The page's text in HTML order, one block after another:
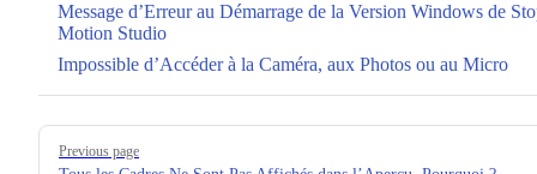
Message d’Erreur au Démarrage de la Version Windows de
Motion Studio
Impossible d’Accéder à la Caméra, aux Photos ou au Micro
Pager
Previous page